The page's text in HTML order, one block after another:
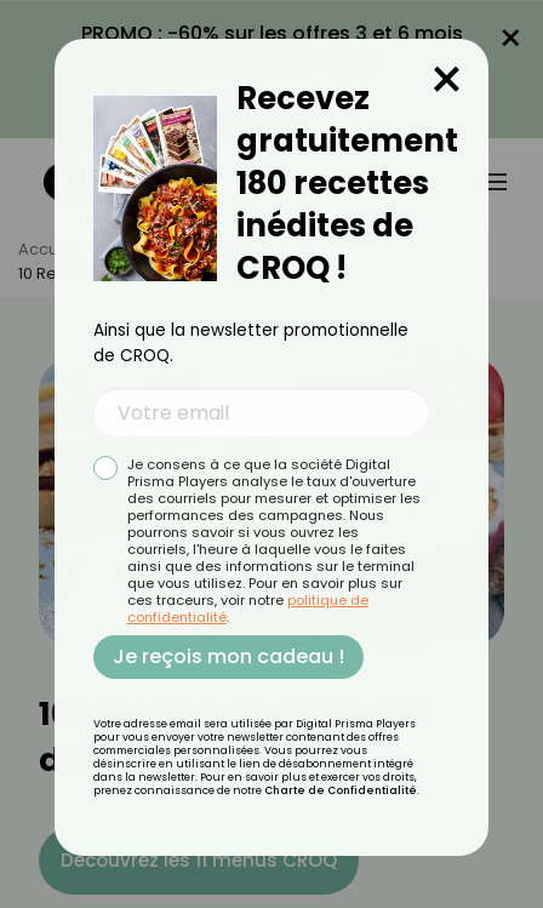
PROMO : -60% sur les offres 3 et 6 mois
VOIR LA PROMO
×
Accueil Actus
Recettes
10 Recettes De Clafoutis D’hiver
10 recettes de clafoutis
d’hiver
Découvrez les 11 menus CROQ
Recevez
gratuitement
180 recettes
inédites de
CROQ !
×
Ainsi que la newsletter promotionnelle
de CROQ.
Je consens à ce que la société Digital
Prisma Players analyse le taux d'ouverture
des courriels pour mesurer et optimiser les
performances des campagnes. Nous
pourrons savoir si vous ouvrez les
courriels, l'heure à laquelle vous le faites
ainsi que des informations sur le terminal
que vous utilisez. Pour en savoir plus sur
ces traceurs, voir notre politique de
confidentialité.
Je reçois mon cadeau !
Votre adresse email sera utilisée par Digital Prisma Players
pour vous envoyer votre newsletter contenant des offres
commerciales personnalisées. Vous pourrez vous
désinscrire en utilisant le lien de désabonnement intégré
dans la newsletter. Pour en savoir plus et exercer vos droits,
prenez connaissance de notre Charte de Confidentialité.